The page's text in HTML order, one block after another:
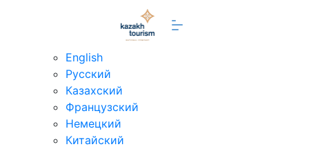
English
Русский
Казахский
Французский
Немецкий
Китайский